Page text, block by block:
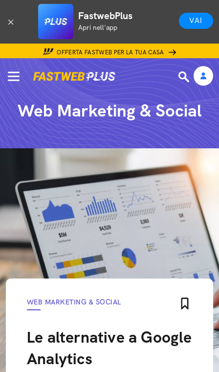
FastwebPlus
Apri nell'app
VAI
OFFERTA FASTWEB PER LA TUA CASA
Web Marketing & Social
WEB MARKETING & SOCIAL
Le alternative a Google
Analytics